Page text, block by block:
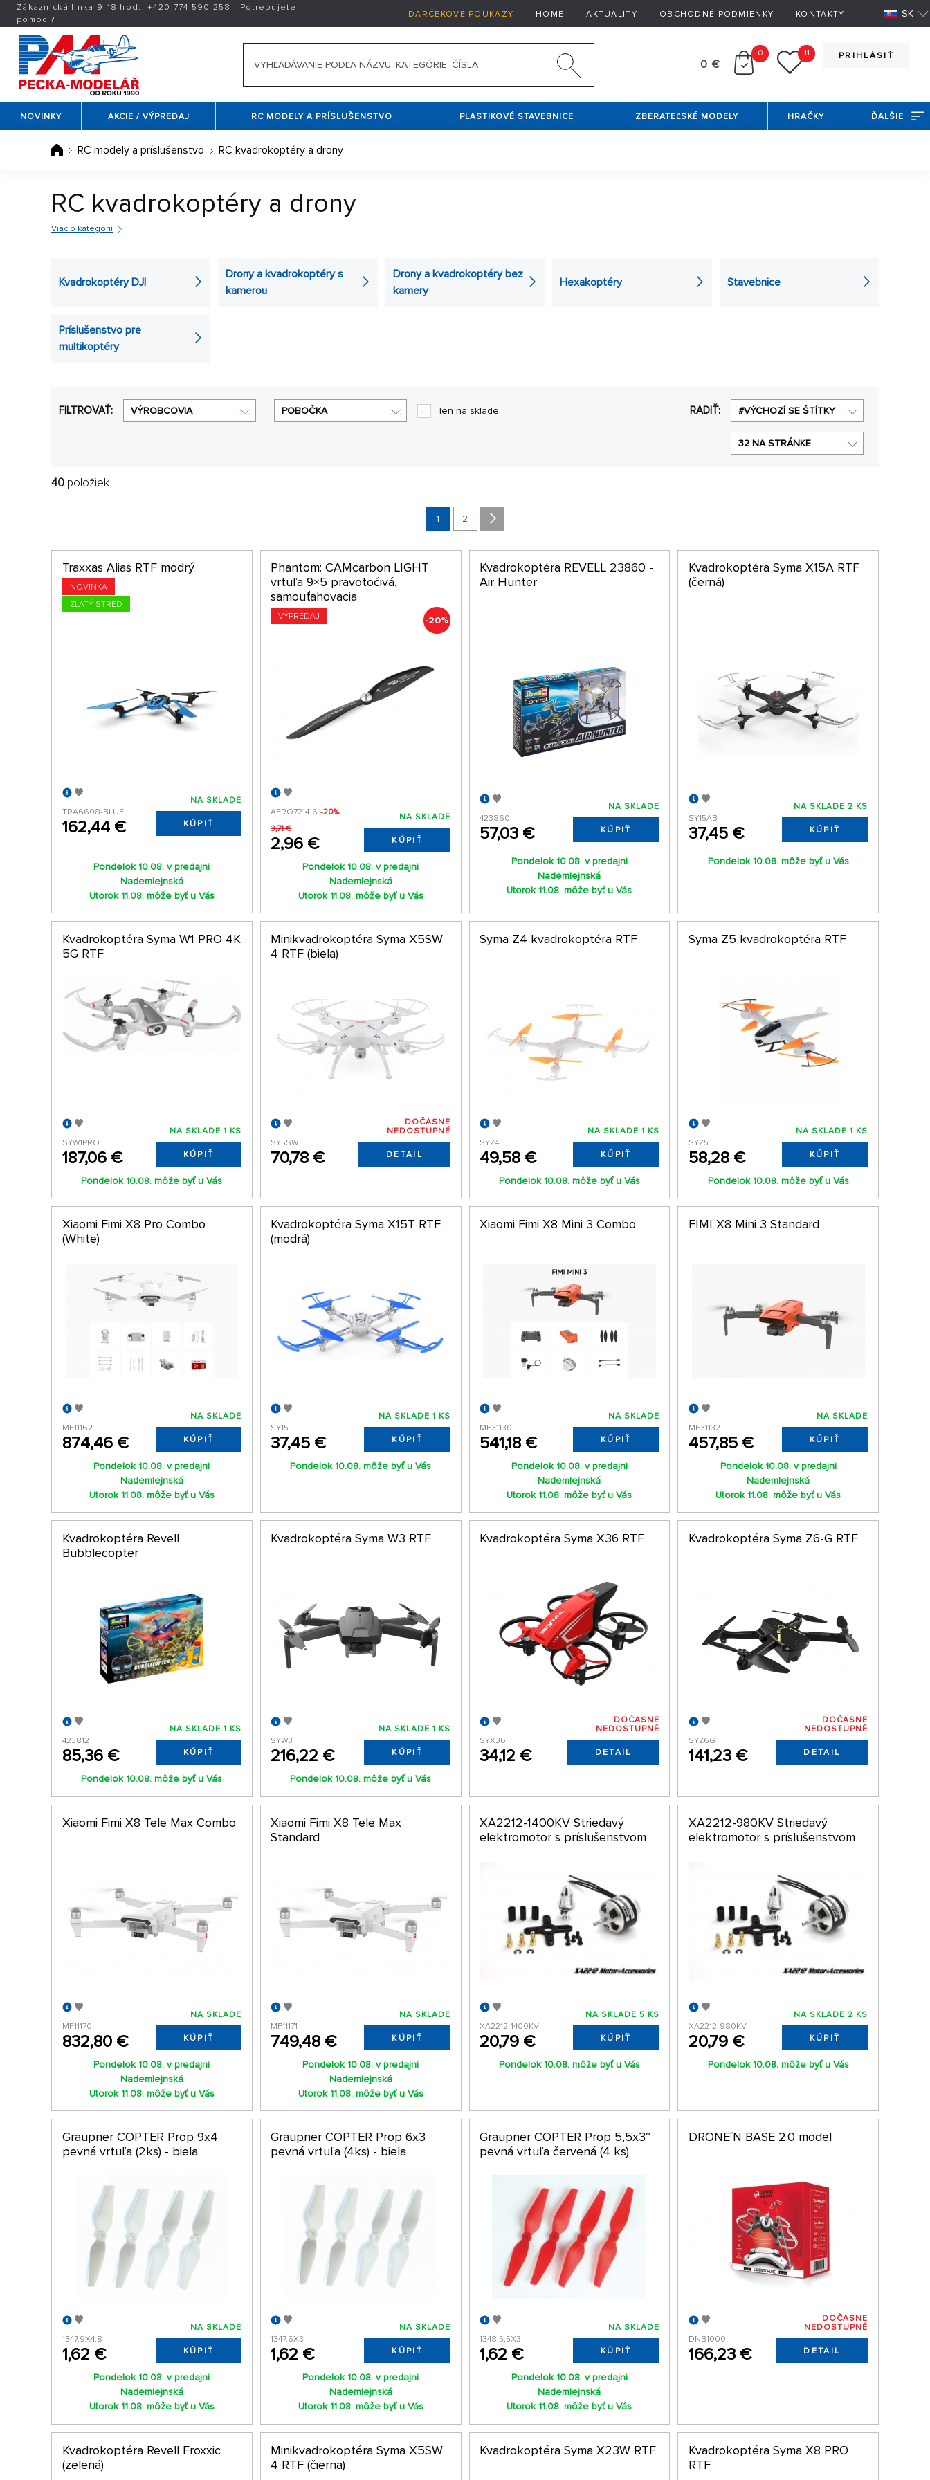
Zákaznická linka 9-18 hod.:+420 774 590 258 | Potrebujete
pomoci?
DARČEKOVÉ POUKAZY HOME AKTUALITY OBCHODNÉ PODMIENKY KONTAKTY SK
PRIHLÁSIŤ
0 €
0 11
NOVINKY AKCIE / VÝPREDAJ RC MODELY A PRÍSLUŠENSTVO PLASTIKOVÉ STAVEBNICE ZBERATEĽSKÉ MODELY HRAČKY ĎALŠIE
RC modely a príslušenstvo RC kvadrokoptéry a drony
RC kvadrokoptéry a drony
Viac o kategórii
vyberte si taký stroj, ktorý si okamžite zamilujete. Dron je vhodný nielen pre veľkých nadšencov modelov, ale tiež aj pre tých menších, ktorí radi lietajú, avšak stále
ostávajú nohami na zemi. Ovládanie tohto stroja nie je príliš ťažké a naučí sa ho naozaj každý. Ak sa aj Vám zapáčila "
kvadrokoptéra
" neváhajte a vyberte si z našej
quadrokoptéra, takže po obdržaní balíka, si už za pár minút môžete užívať ne zabudnuteľné chvíle. V tejto sekcii nájdete tiež aj
než samotné quadrokoptéry. Aj s těmito
Kvadrokoptéry DJI
Drony a kvadrokoptéry s
kamerou
Drony a kvadrokoptéry bez
kamery
Hexakoptéry Stavebnice
Príslušenstvo pre
multikoptéry
FILTROVAŤ: VÝROBCOVIA POBOČKA len na sklade RADIŤ: #VÝCHOZÍ SE ŠTÍTKY
32 NA STRÁNKE
40 položiek
1 2
Traxxas Alias RTF modrý
NOVINKA
ZLATÝ STRED
TRA6608-BLUE
162,44 €
NA SKLADE
KÚPIŤ
Pondelok 10.08. v predajni
Nademlejnská
Utorok 11.08. môže byť u Vás
Phantom: CAMcarbon LIGHT
vrtuľa 9×5 pravotočivá,
samouťahovacia
VÝPREDAJ -20%
AERO721416 -20%
3,71 €
2,96 €
NA SKLADE
KÚPIŤ
Pondelok 10.08. v predajni
Nademlejnská
Utorok 11.08. môže byť u Vás
Kvadrokoptéra REVELL 23860 -
Air Hunter
423860
57,03 €
NA SKLADE
KÚPIŤ
Pondelok 10.08. v predajni
Nademlejnská
Utorok 11.08. môže byť u Vás
Kvadrokoptéra Syma X15A RTF
(černá)
SY15AB
37,45 €
NA SKLADE 2 KS
KÚPIŤ
Pondelok 10.08. môže byť u Vás
Kvadrokoptéra Syma W1 PRO 4K
5G RTF
SYW1PRO
187,06 €
NA SKLADE 1 KS
KÚPIŤ
Pondelok 10.08. môže byť u Vás
Minikvadrokoptéra Syma X5SW
4 RTF (biela)
SY5SW
70,78 €
DOČASNE
NEDOSTUPNÉ
DETAIL
Syma Z4 kvadrokoptéra RTF
SYZ4
49,58 €
NA SKLADE 1 KS
KÚPIŤ
Pondelok 10.08. môže byť u Vás
Syma Z5 kvadrokoptéra RTF
SYZ5
58,28 €
NA SKLADE 1 KS
KÚPIŤ
Pondelok 10.08. môže byť u Vás
Xiaomi Fimi X8 Pro Combo
(White)
MF11162
874,46 €
NA SKLADE
KÚPIŤ
Pondelok 10.08. v predajni
Nademlejnská
Utorok 11.08. môže byť u Vás
Kvadrokoptéra Syma X15T RTF
(modrá)
SY15T
37,45 €
NA SKLADE 1 KS
KÚPIŤ
Pondelok 10.08. môže byť u Vás
Xiaomi Fimi X8 Mini 3 Combo
MF31130
541,18 €
NA SKLADE
KÚPIŤ
Pondelok 10.08. v predajni
Nademlejnská
Utorok 11.08. môže byť u Vás
FIMI X8 Mini 3 Standard
MF31132
457,85 €
NA SKLADE
KÚPIŤ
Pondelok 10.08. v predajni
Nademlejnská
Utorok 11.08. môže byť u Vás
Kvadrokoptéra Revell
Bubblecopter
423812
85,36 €
NA SKLADE 1 KS
KÚPIŤ
Pondelok 10.08. môže byť u Vás
Kvadrokoptéra Syma W3 RTF
SYW3
216,22 €
NA SKLADE 1 KS
KÚPIŤ
Pondelok 10.08. môže byť u Vás
Kvadrokoptéra Syma X36 RTF
SYX36
34,12 €
DOČASNE
NEDOSTUPNÉ
DETAIL
Kvadrokoptéra Syma Z6-G RTF
SYZ6G
141,23 €
DOČASNE
NEDOSTUPNÉ
DETAIL
Xiaomi Fimi X8 Tele Max Combo
MF11170
832,80 €
NA SKLADE
KÚPIŤ
Pondelok 10.08. v predajni
Nademlejnská
Utorok 11.08. môže byť u Vás
Xiaomi Fimi X8 Tele Max
Standard
MF11171
749,48 €
NA SKLADE
KÚPIŤ
Pondelok 10.08. v predajni
Nademlejnská
Utorok 11.08. môže byť u Vás
XA2212-1400KV Striedavý
elektromotor s príslušenstvom
XA2212-1400KV
20,79 €
NA SKLADE 5 KS
KÚPIŤ
Pondelok 10.08. môže byť u Vás
XA2212-980KV Striedavý
elektromotor s príslušenstvom
XA2212-980KV
20,79 €
NA SKLADE 2 KS
KÚPIŤ
Pondelok 10.08. môže byť u Vás
Graupner COPTER Prop 9x4
pevná vrtuľa (2ks) - biela
1347.9X4.8
1,62 €
NA SKLADE
KÚPIŤ
Pondelok 10.08. v predajni
Nademlejnská
Utorok 11.08. môže byť u Vás
Graupner COPTER Prop 6x3
pevná vrtuľa (4ks) - biela
1347.6X3
1,62 €
NA SKLADE
KÚPIŤ
Pondelok 10.08. v predajni
Nademlejnská
Utorok 11.08. môže byť u Vás
Graupner COPTER Prop 5,5x3″
pevná vrtuľa červená (4 ks)
1348.5,5X3
1,62 €
NA SKLADE
KÚPIŤ
Pondelok 10.08. v predajni
Nademlejnská
Utorok 11.08. môže byť u Vás
DRONE´N BASE 2.0 model
DNB1000
166,23 €
DOČASNE
NEDOSTUPNÉ
DETAIL
Kvadrokoptéra Revell Froxxic
(zelená)
Minikvadrokoptéra Syma X5SW
4 RTF (čierna)
Kvadrokoptéra Syma X23W RTF
Kvadrokoptéra Syma X8 PRO
RTF